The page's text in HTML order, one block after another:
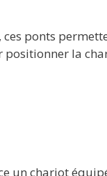
ponts
la
un chariot